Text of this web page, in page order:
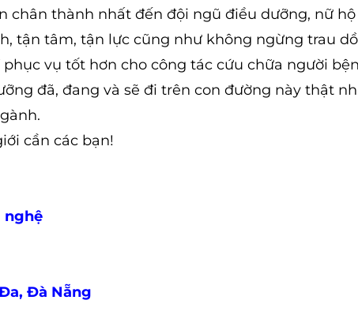
chân thành nhất đến đội ngũ điều dưỡng, nữ hộ
tận tâm, tận lực cũng như không ngừng trau
vụ tốt hơn cho công tác cứu chữa người
đã, đang và sẽ đi trên con đường này thật
cần các bạn!
nghệ
Đà Nẵng